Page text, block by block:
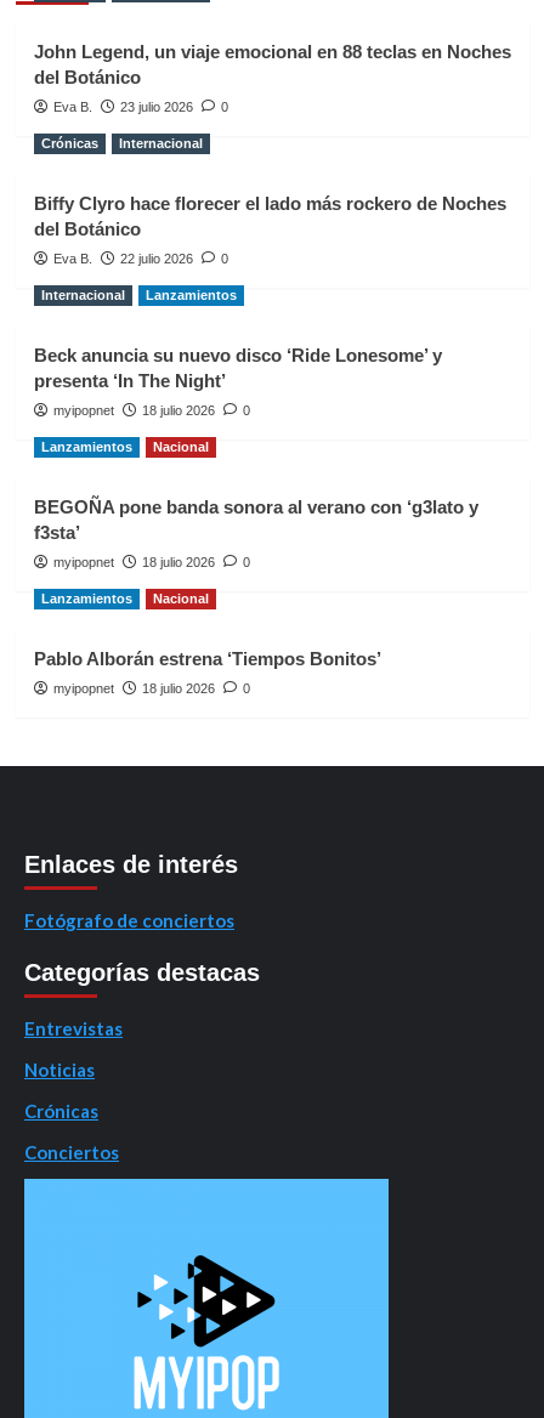
¡12.000
en
una
hora!
John Legend, un viaje emocional en 88 teclas en Noches
del Botánico
Eva B. 23 julio 2026 0
Crónicas Internacional
Biffy Clyro hace florecer el lado más rockero de Noches
del Botánico
Eva B. 22 julio 2026 0
Internacional Lanzamientos
Beck anuncia su nuevo disco ‘Ride Lonesome’ y
presenta ‘In The Night’
myipopnet 18 julio 2026 0
Lanzamientos Nacional
BEGOÑA pone banda sonora al verano con ‘g3lato y
f3sta’
myipopnet 18 julio 2026 0
Lanzamientos Nacional
Pablo Alborán estrena ‘Tiempos Bonitos’
myipopnet 18 julio 2026 0
Enlaces de interés
Fotógrafo de conciertos
Categorías destacas
Entrevistas
Noticias
Crónicas
Conciertos